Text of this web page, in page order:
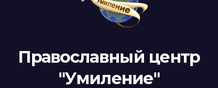
Православный центр
"Умиление"